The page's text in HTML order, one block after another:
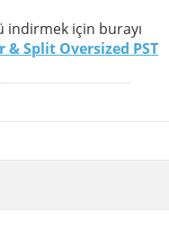
için burayı
Split Oversized PST